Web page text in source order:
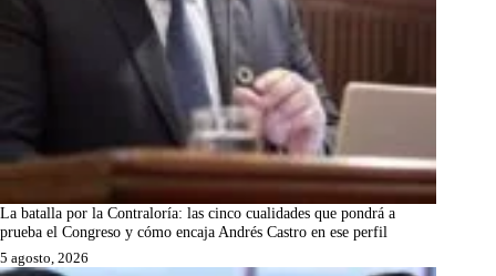
La batalla por la Contraloría: las cinco cualidades que pondrá a
prueba el Congreso y cómo encaja Andrés Castro en ese perfil
5 agosto, 2026